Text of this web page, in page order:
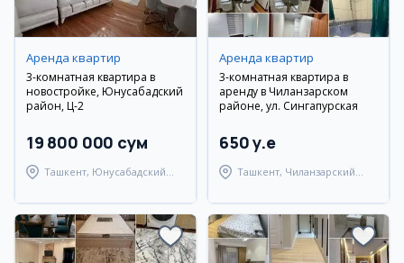
Аренда квартир
3-комнатная квартира в
новостройке, Юнусабадский
район, Ц-2
19 800 000 сум
Ташкент, Юнусабадский
Аренда квартир
3-комнатная квартира в
аренду в Чиланзарском
районе, ул. Сингапурская
650 y.e
Ташкент, Чиланзарский